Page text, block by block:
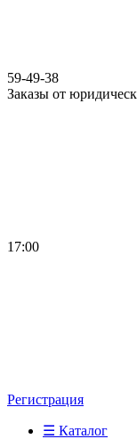
59-49-38
Заказы от
17:00
Регистрация
☰ Каталог